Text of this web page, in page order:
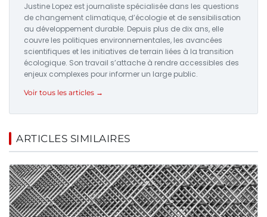
Justine Lopez est journaliste spécialisée dans les questions
de changement climatique, d’écologie et de sensibilisation
au développement durable. Depuis plus de dix ans, elle
couvre les politiques environnementales, les avancées
scientifiques et les initiatives de terrain liées à la transition
écologique. Son travail s’attache à rendre accessibles des
enjeux complexes pour informer un large public.
Voir tous les articles →
ARTICLES SIMILAIRES